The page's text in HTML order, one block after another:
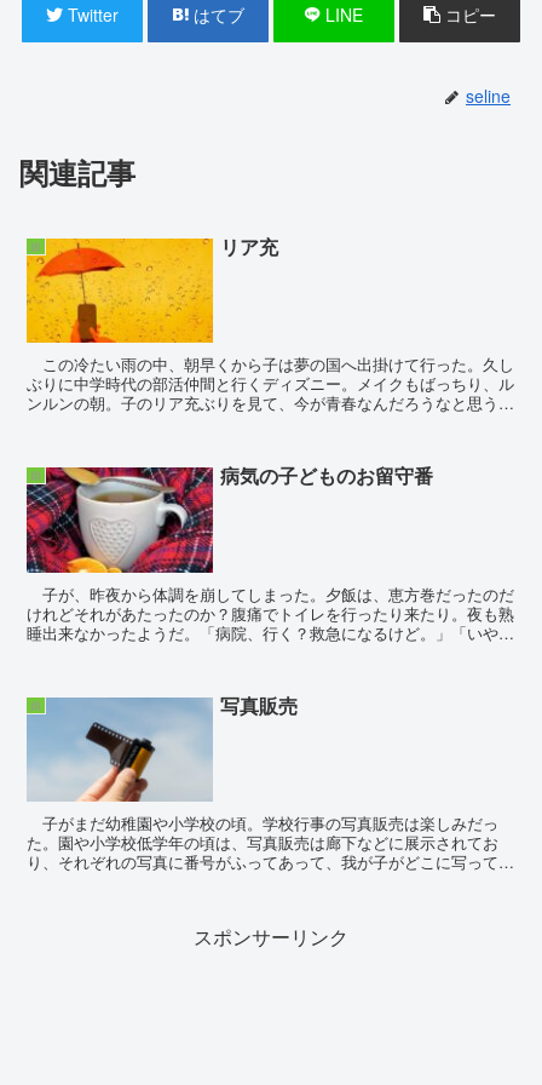
Twitter はてブ LINE コピー
seline
関連記事
娘 リア充
この冷たい雨の中、朝早くから子は夢の国へ出掛けて行った。久し
ぶりに中学時代の部活仲間と行くディズニー。メイクもばっちり、ル
ンルンの朝。子のリア充ぶりを見て、今が青春なんだろうなと思う。
娘 病気の子どものお留守番
子が、昨夜から体調を崩してしまった。夕飯は、恵方巻だったのだ
けれどそれがあたったのか？腹痛でトイレを行ったり来たり。夜も熟
睡出来なかったようだ。「病院、行く？救急になるけど。」「いや。
娘 写真販売
子がまだ幼稚園や小学校の頃。学校行事の写真販売は楽しみだっ
た。園や小学校低学年の頃は、写真販売は廊下などに展示されてお
り、それぞれの写真に番号がふってあって、我が子がどこに写ってい
スポンサーリンク